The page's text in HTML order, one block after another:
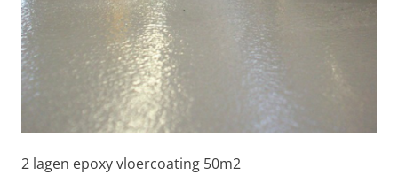
2 lagen epoxy vloercoating 50m2